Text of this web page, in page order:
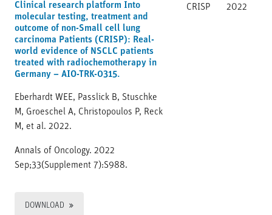
Clinical research platform Into
molecular testing, treatment and
outcome of non-Small cell lung
carcinoma Patients (CRISP): Real-
world evidence of NSCLC patients
treated with radiochemotherapy in
Germany – AIO-TRK-0315.
Eberhardt WEE, Passlick B, Stuschke
M, Groeschel A, Christopoulos P, Reck
M, et al. 2022.
Annals of Oncology. 2022
Sep;33(Supplement 7):S988.
DOWNLOAD
CRISP 2022